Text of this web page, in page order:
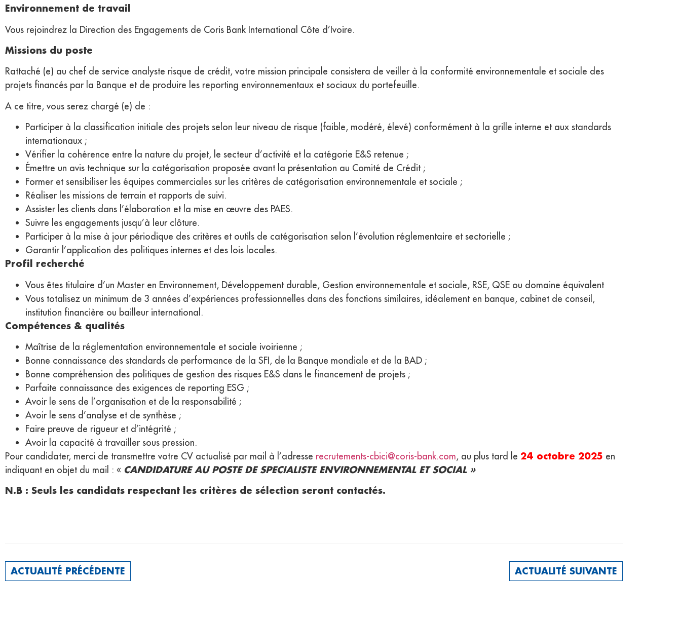
Environnement de travail
Vous rejoindrez la Direction des Engagements de Coris Bank International Côte d’Ivoire.
Missions du poste
Rattaché (e) au chef de service analyste risque de crédit, votre mission principale consistera de veiller à la conformité environnementale et sociale des
projets financés par la Banque et de produire les reporting environnementaux et sociaux du portefeuille.
A ce titre, vous serez chargé (e) de :
Participer à la classification initiale des projets selon leur niveau de risque (faible, modéré, élevé) conformément à la grille interne et aux standards
internationaux ;
Vérifier la cohérence entre la nature du projet, le secteur d’activité et la catégorie E&S retenue ;
Émettre un avis technique sur la catégorisation proposée avant la présentation au Comité de Crédit ;
Former et sensibiliser les équipes commerciales sur les critères de catégorisation environnementale et sociale ;
Réaliser les missions de terrain et rapports de suivi.
Assister les clients dans l’élaboration et la mise en œuvre des PAES.
Suivre les engagements jusqu’à leur clôture.
Participer à la mise à jour périodique des critères et outils de catégorisation selon l’évolution réglementaire et sectorielle ;
Garantir l’application des politiques internes et des lois locales.
Profil recherché
Vous êtes titulaire d’un Master en Environnement, Développement durable, Gestion environnementale et sociale, RSE, QSE ou domaine équivalent
Vous totalisez un minimum de 3 années d’expériences professionnelles dans des fonctions similaires, idéalement en banque, cabinet de conseil,
institution financière ou bailleur international.
Compétences & qualités
Maîtrise de la réglementation environnementale et sociale ivoirienne ;
Bonne connaissance des standards de performance de la SFI, de la Banque mondiale et de la BAD ;
Bonne compréhension des politiques de gestion des risques E&S dans le financement de projets ;
Parfaite connaissance des exigences de reporting ESG ;
Avoir le sens de l’organisation et de la responsabilité ;
Avoir le sens d’analyse et de synthèse ;
Faire preuve de rigueur et d’intégrité ;
Avoir la capacité à travailler sous pression.
Pour candidater, merci de transmettre votre CV actualisé par mail à l’adresse recrutements-cbici@coris-bank.com, au plus tard le 24 octobre 2025 en
indiquant en objet du mail : « CANDIDATURE AU POSTE DE SPECIALISTE ENVIRONNEMENTAL ET SOCIAL »
N.B : Seuls les candidats respectant les critères de sélection seront contactés.
ACTUALITÉ PRÉCÉDENTE ACTUALITÉ SUIVANTE